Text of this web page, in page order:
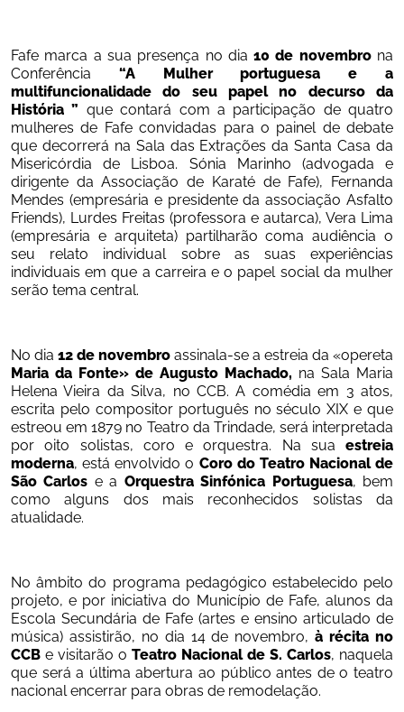
Fafe marca a sua presença no dia 10 de novembro na
Conferência “A Mulher portuguesa e a
multifuncionalidade do seu papel no decurso da
História ” que contará com a participação de quatro
mulheres de Fafe convidadas para o painel de debate
que decorrerá na Sala das Extrações da Santa Casa da
Misericórdia de Lisboa. Sónia Marinho (advogada e
dirigente da Associação de Karaté de Fafe), Fernanda
Mendes (empresária e presidente da associação Asfalto
Friends), Lurdes Freitas (professora e autarca), Vera Lima
(empresária e arquiteta) partilharão coma audiência o
seu relato individual sobre as suas experiências
individuais em que a carreira e o papel social da mulher
serão tema central.
No dia 12 de novembro assinala-se a estreia da «opereta
Maria da Fonte» de Augusto Machado, na Sala Maria
Helena Vieira da Silva, no CCB. A comédia em 3 atos,
escrita pelo compositor português no século XIX e que
estreou em 1879 no Teatro da Trindade, será interpretada
por oito solistas, coro e orquestra. Na sua estreia
moderna, está envolvido o Coro do Teatro Nacional de
São Carlos e a Orquestra Sinfónica Portuguesa, bem
como alguns dos mais reconhecidos solistas da
atualidade.
No âmbito do programa pedagógico estabelecido pelo
projeto, e por iniciativa do Município de Fafe, alunos da
Escola Secundária de Fafe (artes e ensino articulado de
música) assistirão, no dia 14 de novembro, à récita no
CCB e visitarão o Teatro Nacional de S. Carlos, naquela
que será a última abertura ao público antes de o teatro
nacional encerrar para obras de remodelação.